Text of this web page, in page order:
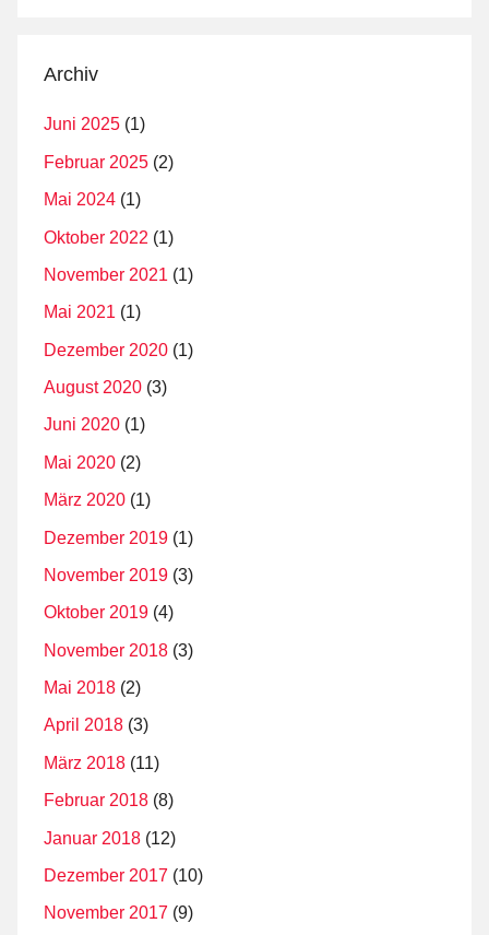
Archiv
Juni 2025 (1)
Februar 2025 (2)
Mai 2024 (1)
Oktober 2022 (1)
November 2021 (1)
Mai 2021 (1)
Dezember 2020 (1)
August 2020 (3)
Juni 2020 (1)
Mai 2020 (2)
März 2020 (1)
Dezember 2019 (1)
November 2019 (3)
Oktober 2019 (4)
November 2018 (3)
Mai 2018 (2)
April 2018 (3)
März 2018 (11)
Februar 2018 (8)
Januar 2018 (12)
Dezember 2017 (10)
November 2017 (9)